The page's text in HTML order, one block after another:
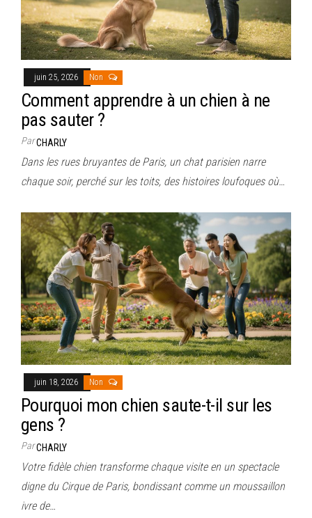
juin 25, 2026 Non
Comment apprendre à un chien à ne
pas sauter ?
ParCHARLY
Dans les rues bruyantes de Paris, un chat parisien narre
chaque soir, perché sur les toits, des histoires loufoques où…
juin 18, 2026 Non
Pourquoi mon chien saute-t-il sur les
gens ?
ParCHARLY
Votre fidèle chien transforme chaque visite en un spectacle
digne du Cirque de Paris, bondissant comme un moussaillon
ivre de…